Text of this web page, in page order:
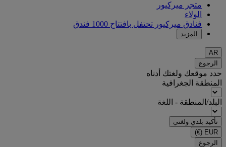
متجر ميركيور
الولاء
فنادق ميركيور تحتفل بافتتاح 1000 فندق
المزيد
AR
الرجوع
حدد موقعك ولغتك أدناه
المنطقة الجغرافية
البلد/المنطقة - اللغة
تأكيد بلدي ولغتي
EUR
(€)
الرجوع